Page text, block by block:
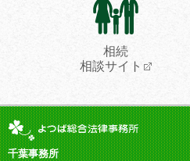
相続
相談サイト
千葉事務所